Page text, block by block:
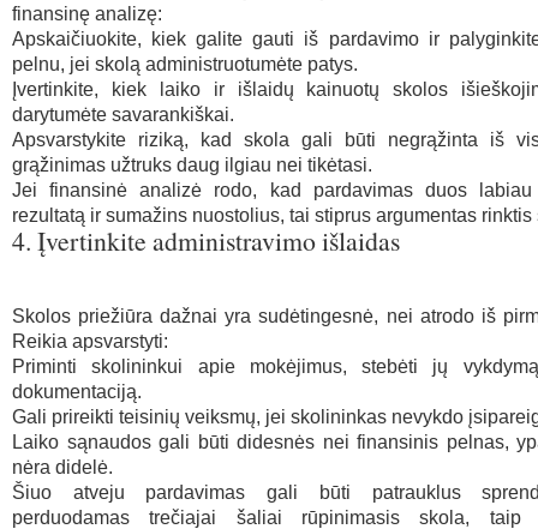
finansinę analizę:
Apskaičiuokite, kiek galite gauti iš pardavimo ir
pelnu, jei skolą administruotumėte patys.
Įvertinkite, kiek laiko ir išlaidų kainuotų skolos
darytumėte savarankiškai.
Apsvarstykite riziką, kad skola gali būti negrąžinta iš
grąžinimas užtruks daug ilgiau nei tikėtasi.
Jei finansinė analizė rodo, kad pardavimas duos labiau
rezultatą ir sumažins nuostolius, tai stiprus argumentas rinktis
4. Įvertinkite administravimo išlaidas
Skolos priežiūra dažnai yra sudėtingesnė, nei atrodo iš
Reikia apsvarstyti:
Priminti skolininkui apie mokėjimus, stebėti jų
dokumentaciją.
Gali prireikti teisinių veiksmų, jei skolininkas nevykdo
Laiko sąnaudos gali būti didesnės nei finansinis pelnas,
nėra didelė.
Šiuo atveju pardavimas gali būti patrauklus
perduodamas trečiajai šaliai rūpinimasis skola, taip